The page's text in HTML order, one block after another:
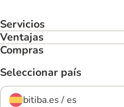
Servicios
Ventajas
Compras
Seleccionar país
bitiba.es / es